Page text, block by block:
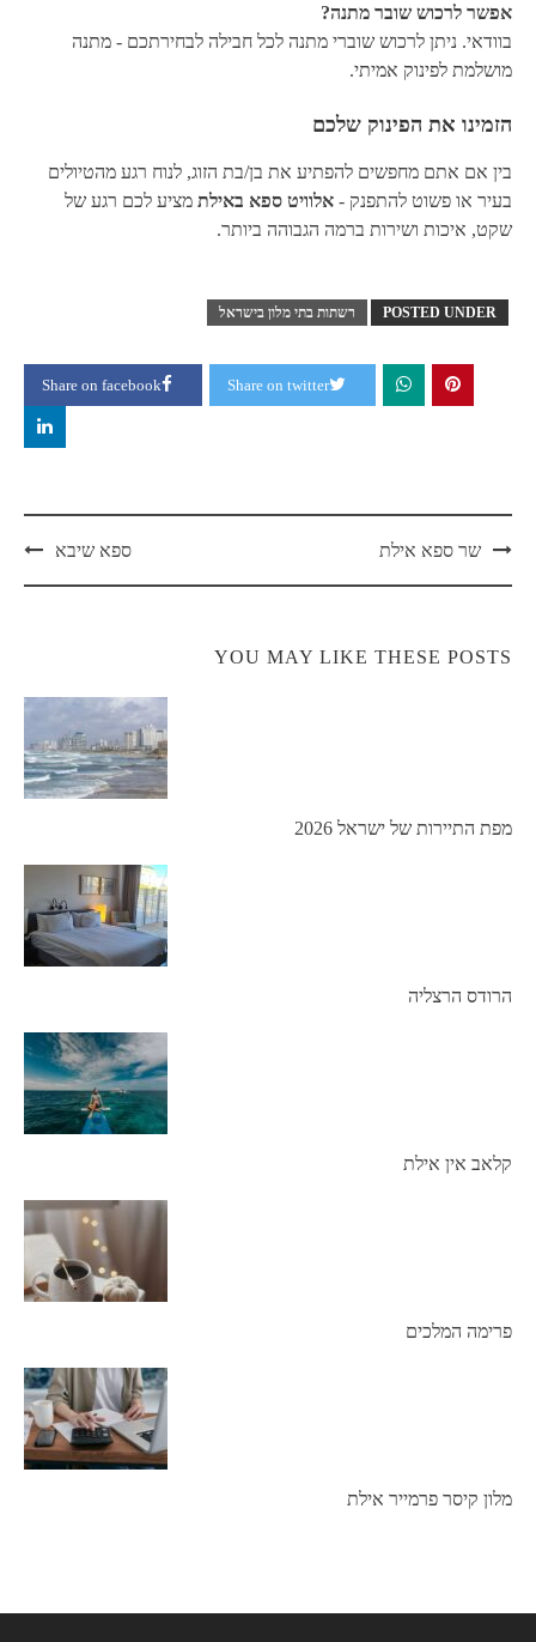
אפשר לרכוש שובר מתנה?
בוודאי. ניתן לרכוש שוברי מתנה לכל חבילה לבחירתכם - מתנה
מושלמת לפינוק אמיתי.
הזמינו את הפינוק שלכם
בין אם אתם מחפשים להפתיע את בן/בת הזוג, לנוח רגע מהטיולים
בעיר או פשוט להתפנק - אלוויט ספא באילת מציע לכם רגע של
שקט, איכות ושירות ברמה הגבוהה ביותר.
POSTED UNDER רשתות בתי מלון בישראל
Share on facebook Share on twitter
Postשר ספא אילת ספא שיבא
YOU MAY LIKE THESE POSTS
מפת התיירות של ישראל 2026
הרודס הרצליה
קלאב אין אילת
פרימה המלכים
מלון קיסר פרמייר אילת